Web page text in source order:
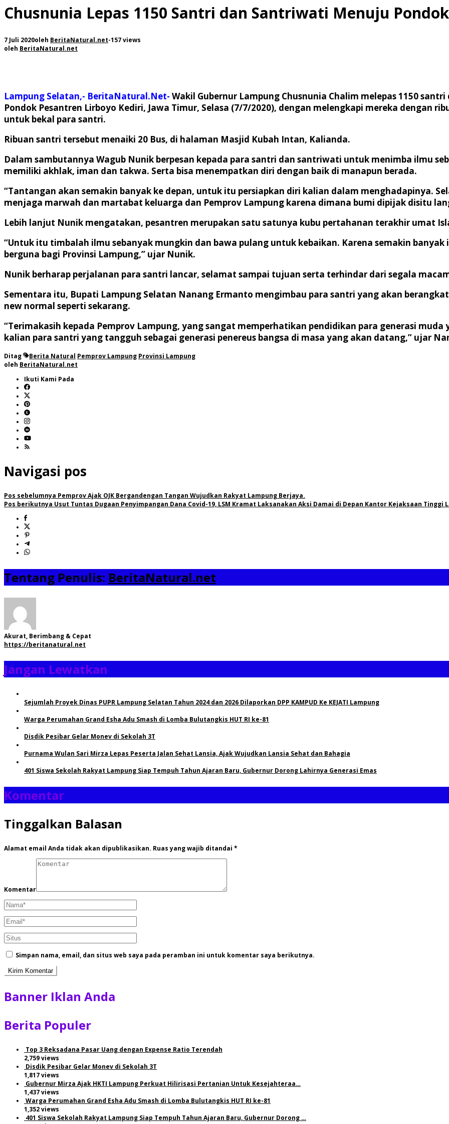
Chusnunia Lepas 1150 Santri dan Santriwati Menuju
7 Juli 2020oleh BeritaNatural.net-157 views
oleh BeritaNatural.net
Lampung Selatan,- BeritaNatural.Net- Wakil Gubernur Lampung Chusnunia Chalim melepas 1150
Pondok Pesantren Lirboyo Kediri, Jawa Timur, Selasa (7/7/2020), dengan melengkapi mereka dengan
untuk bekal para santri.
Ribuan santri tersebut menaiki 20 Bus, di halaman Masjid Kubah Intan, Kalianda.
Dalam sambutannya Wagub Nunik berpesan kepada para santri dan santriwati untuk menimba ilmu
memiliki akhlak, iman dan takwa. Serta bisa menempatkan diri dengan baik di manapun berada.
“Tantangan akan semakin banyak ke depan, untuk itu persiapkan diri kalian dalam menghadapinya.
menjaga marwah dan martabat keluarga dan Pemprov Lampung karena dimana bumi dipijak disitu
Lebih lanjut Nunik mengatakan, pesantren merupakan satu satunya kubu pertahanan terakhir umat
“Untuk itu timbalah ilmu sebanyak mungkin dan bawa pulang untuk kebaikan. Karena semakin
berguna bagi Provinsi Lampung,” ujar Nunik.
Nunik berharap perjalanan para santri lancar, selamat sampai tujuan serta terhindar dari segala
Sementara itu, Bupati Lampung Selatan Nanang Ermanto mengimbau para santri yang akan
new normal seperti sekarang.
“Terimakasih kepada Pemprov Lampung, yang sangat memperhatikan pendidikan para generasi
kalian para santri yang tangguh sebagai generasi penereus bangsa di masa yang akan datang,” ujar
Ditag Berita Natural Pemprov Lampung Provinsi Lampung
oleh BeritaNatural.net
Ikuti Kami Pada
Navigasi pos
Pos sebelumnya Pemprov Ajak OJK Bergandengan Tangan Wujudkan Rakyat Lampung Berjaya.
Pos berikutnya Usut Tuntas Dugaan Penyimpangan Dana Covid-19, LSM Kramat Laksanakan Aksi Damai di Depan Kantor Kejaksaan Tinggi
Tentang Penulis: BeritaNatural.net
Akurat, Berimbang & Cepat
https://beritanatural.net
Jangan Lewatkan
Sejumlah Proyek Dinas PUPR Lampung Selatan Tahun 2024 dan 2026 Dilaporkan DPP KAMPUD Ke KEJATI Lampung
Warga Perumahan Grand Esha Adu Smash di Lomba Bulutangkis HUT RI ke-81
Disdik Pesibar Gelar Monev di Sekolah 3T
Purnama Wulan Sari Mirza Lepas Peserta Jalan Sehat Lansia, Ajak Wujudkan Lansia Sehat dan Bahagia
401 Siswa Sekolah Rakyat Lampung Siap Tempuh Tahun Ajaran Baru, Gubernur Dorong Lahirnya Generasi Emas
Komentar
Tinggalkan Balasan
Alamat email Anda tidak akan dipublikasikan. Ruas yang wajib ditandai *
Komentar
Simpan nama, email, dan situs web saya pada peramban ini untuk komentar saya berikutnya.
Banner Iklan Anda
Berita Populer
Top 3 Reksadana Pasar Uang dengan Expense Ratio Terendah
2,759 views
Disdik Pesibar Gelar Monev di Sekolah 3T
1,817 views
Gubernur Mirza Ajak HKTI Lampung Perkuat Hilirisasi Pertanian Untuk Kesejahteraa…
1,437 views
Warga Perumahan Grand Esha Adu Smash di Lomba Bulutangkis HUT RI ke-81
1,352 views
401 Siswa Sekolah Rakyat Lampung Siap Tempuh Tahun Ajaran Baru, Gubernur Dorong …